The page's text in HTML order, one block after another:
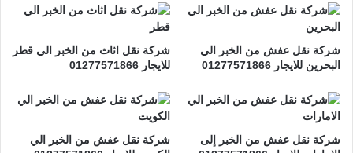
ت
ل
ا
ي
ا
ر
0
ي
ل
ل
ي
ل
ك
و
شركة نقل عفش من الخبر الي
البحرين للايجار 01277571866
شركة نقل اثاث من الخبر الي قطر
للايجار 01277571866
شركة نقل عفش من الخبر إلى
شركة نقل عفش من الخبر الي